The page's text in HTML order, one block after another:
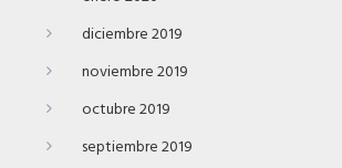
diciembre 2019
noviembre 2019
octubre 2019
septiembre 2019